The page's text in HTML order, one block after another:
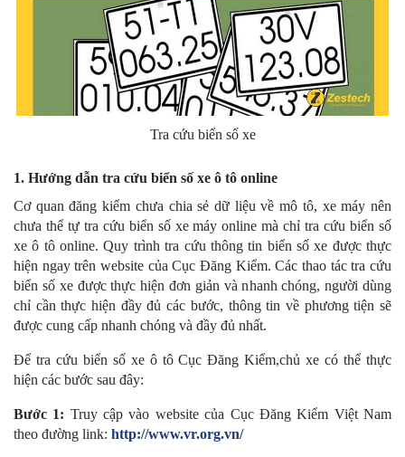
Tra cứu biển số xe
1. Hướng dẫn tra cứu biển số xe ô tô online
Cơ quan đăng kiểm chưa chia sẻ dữ liệu về mô tô, xe máy nên
chưa thể tự tra cứu biển số xe máy online mà chỉ tra cứu biển số
xe ô tô online. Quy trình tra cứu thông tin biển số xe được thực
hiện ngay trên website của Cục Đăng Kiểm. Các thao tác tra cứu
biển số xe được thực hiện đơn giản và nhanh chóng, người dùng
chỉ cần thực hiện đầy đủ các bước, thông tin về phương tiện sẽ
được cung cấp nhanh chóng và đầy đủ nhất.
Để tra cứu biển số xe ô tô Cục Đăng Kiểm,chủ xe có thể thực
hiện các bước sau đây:
Bước 1: Truy cập vào website của Cục Đăng Kiểm Việt Nam
theo đường link: http://www.vr.org.vn/